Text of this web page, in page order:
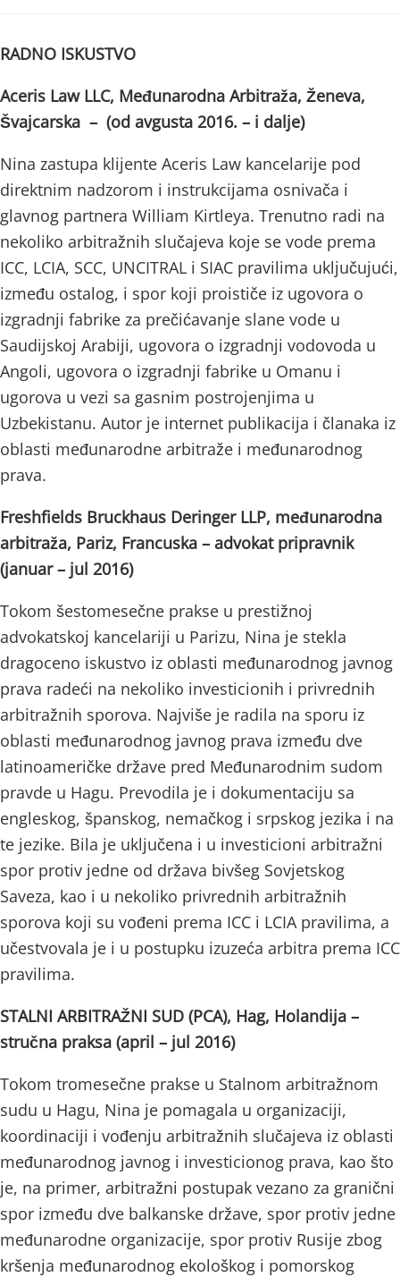
RADNO ISKUSTVO
Aceris Law LLC, Međunarodna Arbitraža, Ženeva,
Švajcarska – (od avgusta 2016. – i dalje)
Nina zastupa klijente Aceris Law kancelarije pod
direktnim nadzorom i instrukcijama osnivača i
glavnog partnera William Kirtleya. Trenutno radi na
nekoliko arbitražnih slučajeva koje se vode prema
ICC, LCIA, SCC, UNCITRAL i SIAC pravilima uključujući,
između ostalog, i spor koji proističe iz ugovora o
izgradnji fabrike za prečićavanje slane vode u
Saudijskoj Arabiji, ugovora o izgradnji vodovoda u
Angoli, ugovora o izgradnji fabrike u Omanu i
ugorova u vezi sa gasnim postrojenjima u
Uzbekistanu. Autor je internet publikacija i članaka iz
oblasti međunarodne arbitraže i međunarodnog
prava.
Freshfields Bruckhaus Deringer LLP, međunarodna
arbitraža, Pariz, Francuska – advokat pripravnik
(januar – jul 2016)
Tokom šestomesečne prakse u prestižnoj
advokatskoj kancelariji u Parizu, Nina je stekla
dragoceno iskustvo iz oblasti međunarodnog javnog
prava radeći na nekoliko investicionih i privrednih
arbitražnih sporova. Najviše je radila na sporu iz
oblasti međunarodnog javnog prava između dve
latinoameričke države pred Međunarodnim sudom
pravde u Hagu. Prevodila je i dokumentaciju sa
engleskog, španskog, nemačkog i srpskog jezika i na
te jezike. Bila je uključena i u investicioni arbitražni
spor protiv jedne od država bivšeg Sovjetskog
Saveza, kao i u nekoliko privrednih arbitražnih
sporova koji su vođeni prema ICC i LCIA pravilima, a
učestvovala je i u postupku izuzeća arbitra prema ICC
pravilima.
STALNI ARBITRAŽNI SUD (PCA), Hag, Holandija –
stručna praksa (april – jul 2016)
Tokom tromesečne prakse u Stalnom arbitražnom
sudu u Hagu, Nina je pomagala u organizaciji,
koordinaciji i vođenju arbitražnih slučajeva iz oblasti
međunarodnog javnog i investicionog prava, kao što
je, na primer, arbitražni postupak vezano za granični
spor između dve balkanske države, spor protiv jedne
međunarodne organizacije, spor protiv Rusije zbog
kršenja međunarodnog ekološkog i pomorskog